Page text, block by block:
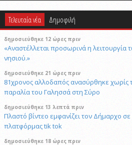
Τελευταία νέα Δημοφιλή
δημοσιεύθηκε 12 ώρες πριν
«Αναστέλλεται προσωρινά η λειτουργία
νησιού.»
δημοσιεύθηκε 21 ώρες πριν
81χρονος αλλοδαπός ανασύρθηκε χωρίς
παραλία του Γαλησσά στη Σύρο
δημοσιεύθηκε 13 λεπτά πριν
Πλαστό βίντεο εμφανίζει τον Δήμαρχο
πλατφόρμας tik tok
δημοσιεύθηκε 18 ώρες πριν